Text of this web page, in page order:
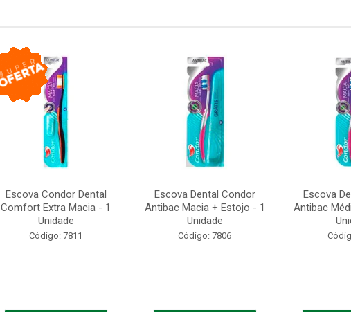
Escova Condor Dental
Comfort Extra Macia - 1
Unidade
Código: 7811
Escova Dental Condor
Antibac Macia + Estojo - 1
Unidade
Código: 7806
Escova
Antibac